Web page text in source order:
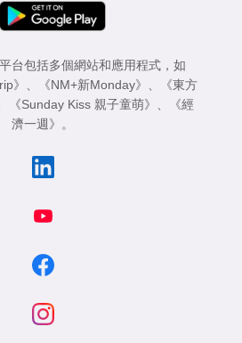
台包括多個網站和應用程式，如
》 《NM+新Monday》
《東方
《Sunday Kiss 親子童萌》
《經
濟一週》
。